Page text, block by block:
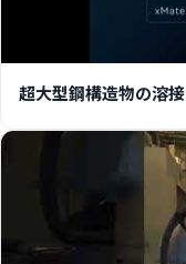
超大型鋼構造物の溶接